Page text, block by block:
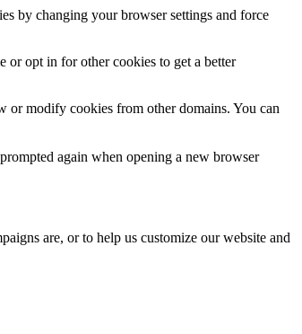
by changing your browser settings and force
or opt in for other cookies to get a better
or modify cookies from other domains. You can
again when opening a new browser
are, or to help us customize our website and